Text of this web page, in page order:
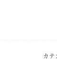
カテ